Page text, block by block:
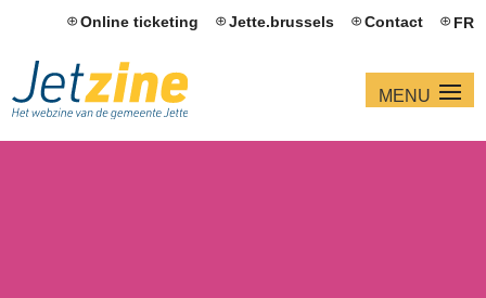
Online ticketing Jette.brussels Contact FR